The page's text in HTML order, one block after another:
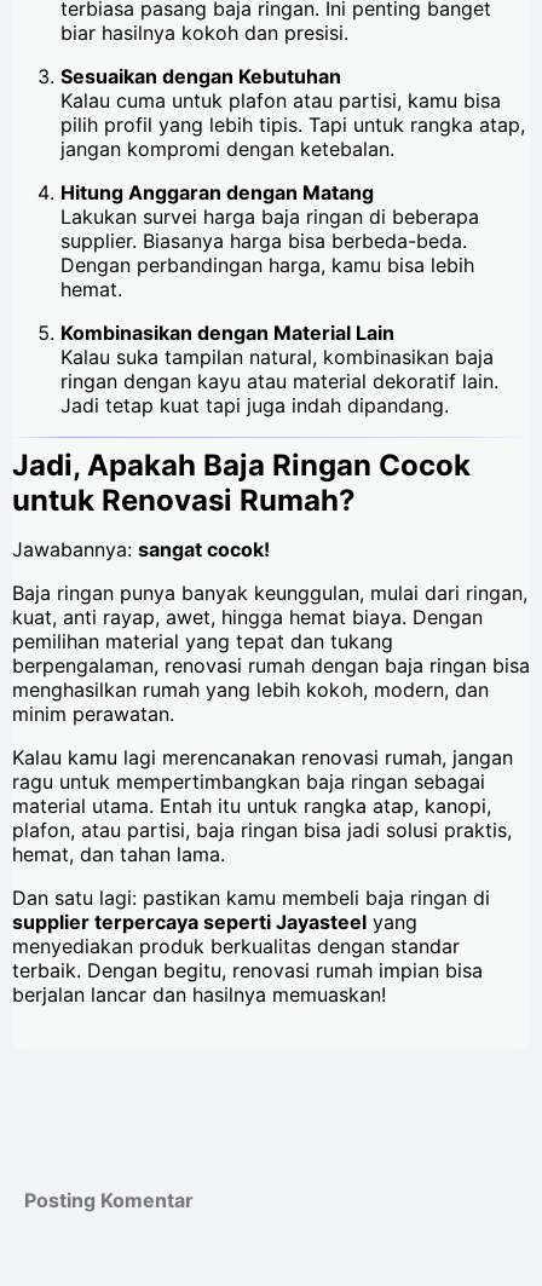
terbiasa pasang baja ringan. Ini penting banget
biar hasilnya kokoh dan presisi.
Sesuaikan dengan Kebutuhan
Kalau cuma untuk plafon atau partisi, kamu bisa
pilih profil yang lebih tipis. Tapi untuk rangka atap,
jangan kompromi dengan ketebalan.
Hitung Anggaran dengan Matang
Lakukan survei harga baja ringan di beberapa
supplier. Biasanya harga bisa berbeda-beda.
Dengan perbandingan harga, kamu bisa lebih
hemat.
Kombinasikan dengan Material Lain
Kalau suka tampilan natural, kombinasikan baja
ringan dengan kayu atau material dekoratif lain.
Jadi tetap kuat tapi juga indah dipandang.
Jadi, Apakah Baja Ringan Cocok
untuk Renovasi Rumah?
Jawabannya: sangat cocok!
Baja ringan punya banyak keunggulan, mulai dari ringan,
kuat, anti rayap, awet, hingga hemat biaya. Dengan
pemilihan material yang tepat dan tukang
berpengalaman, renovasi rumah dengan baja ringan bisa
menghasilkan rumah yang lebih kokoh, modern, dan
minim perawatan.
Kalau kamu lagi merencanakan renovasi rumah, jangan
ragu untuk mempertimbangkan baja ringan sebagai
material utama. Entah itu untuk rangka atap, kanopi,
plafon, atau partisi, baja ringan bisa jadi solusi praktis,
hemat, dan tahan lama.
Dan satu lagi: pastikan kamu membeli baja ringan di
supplier terpercaya seperti Jayasteel yang
menyediakan produk berkualitas dengan standar
terbaik. Dengan begitu, renovasi rumah impian bisa
berjalan lancar dan hasilnya memuaskan!
Posting Komentar